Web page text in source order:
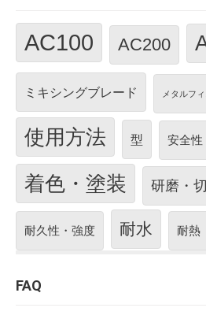
AC100 AC200
ミキシングブレード メタルフ
使用方法 型 安全性
着色・塗装 研磨・
耐久性・強度 耐水 耐熱
FAQ